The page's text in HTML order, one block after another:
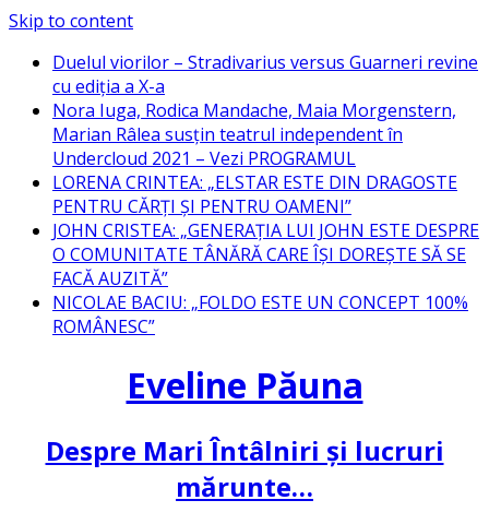
Skip to content
Duelul viorilor – Stradivarius versus Guarneri revine
cu ediția a X-a
Nora Iuga, Rodica Mandache, Maia Morgenstern,
Marian Râlea susțin teatrul independent în
Undercloud 2021 – Vezi PROGRAMUL
LORENA CRINTEA: „ELSTAR ESTE DIN DRAGOSTE
PENTRU CĂRȚI ȘI PENTRU OAMENI”
JOHN CRISTEA: „GENERAȚIA LUI JOHN ESTE DESPRE
O COMUNITATE TÂNĂRĂ CARE ÎȘI DOREȘTE SĂ SE
FACĂ AUZITĂ”
NICOLAE BACIU: „FOLDO ESTE UN CONCEPT 100%
ROMÂNESC”
Eveline Păuna
Despre Mari Întâlniri și lucruri
mărunte…